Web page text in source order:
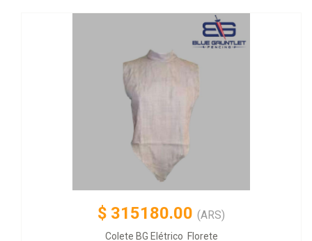
$ 315180.00 (ARS)
Colete BG Elétrico Florete